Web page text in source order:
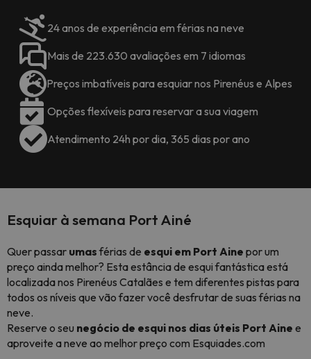
24 anos de experiência em férias na neve
Mais de 223.630 avaliações em 7 idiomas
Preços imbatíveis para esquiar nos Pirenéus e Alpes
Opções flexíveis para reservar a sua viagem
Atendimento 24h por dia, 365 dias por ano
Esquiar à semana Port Ainé
Quer passar umasférias de esqui em Port Aine por um
preço ainda melhor? Esta estância de esqui fantástica está
localizada nos Pirenéus Catalães e tem diferentes pistas para
todos os níveis que vão fazer você desfrutar de suas férias na
neve.
Reserve o seu negócio de esqui nos dias úteis Port Aine e
aproveite a neve ao melhor preço com Esquiades.com